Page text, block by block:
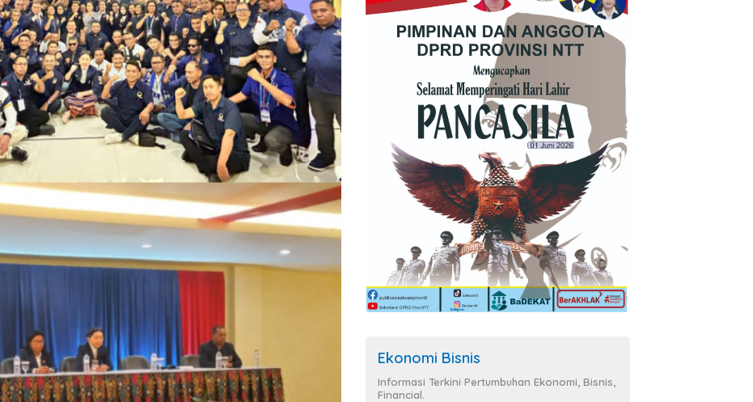
Ekonomi Bisnis
Informasi Terkini Pertumbuhan Ekonomi, Bisnis,
Financial.